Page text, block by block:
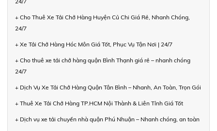
+ Cho Thuê Xe Tải Chở Hàng Huyện Củ Chi Giá Rẻ, Nhanh Chóng,
24/7
+ Xe Tải Chở Hàng Hóc Môn Giá Tốt, Phục Vụ Tận Nơi | 24/7
+ Cho thuê xe tải chở hàng quận Bình Thạnh giá rẻ – nhanh chóng
24/7
+ Dịch Vụ Xe Tải Chở Hàng Quận Tân Bình – Nhanh, An Toàn, Trọn Gói
+ Thuê Xe Tải Chở Hàng TP.HCM Nội Thành & Liên Tỉnh Giá Tốt
+ Dịch vụ xe tải chuyển nhà quận Phú Nhuận – Nhanh chóng, an toàn